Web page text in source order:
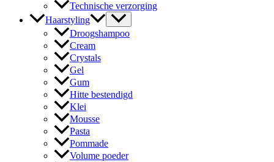
Technische verzorging
Haarstyling
Droogshampoo
Cream
Crystals
Gel
Gum
Hitte bestendigd
Klei
Mousse
Pasta
Pommade
Volume poeder